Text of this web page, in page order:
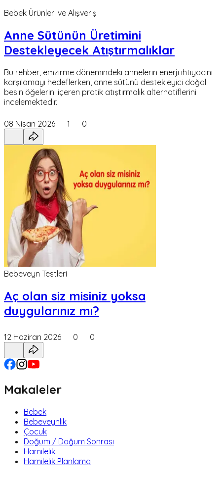
Bebek Ürünleri ve Alışveriş
Anne Sütünün Üretimini
Destekleyecek Atıştırmalıklar
Bu rehber, emzirme dönemindeki annelerin enerji ihtiyacını
karşılamayı hedeflerken, anne sütünü destekleyici doğal
besin öğelerini içeren pratik atıştırmalık alternatiflerini
incelemektedir.
08 Nisan 2026 1 0
Bebeveyn Testleri
Aç olan siz misiniz yoksa
duygularınız mı?
12 Haziran 2026 0 0
Makaleler
Bebek
Bebeveynlik
Çocuk
Doğum / Doğum Sonrası
Hamilelik
Hamilelik Planlama